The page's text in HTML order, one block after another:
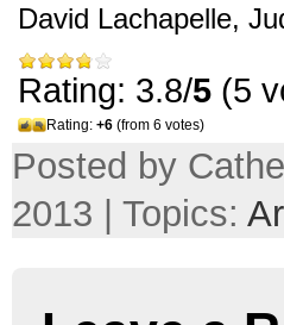
David Lachapelle,
Rating: 3.8/5 (5
Rating: +6 (from 6 votes)
Posted by
2013 | Topics: